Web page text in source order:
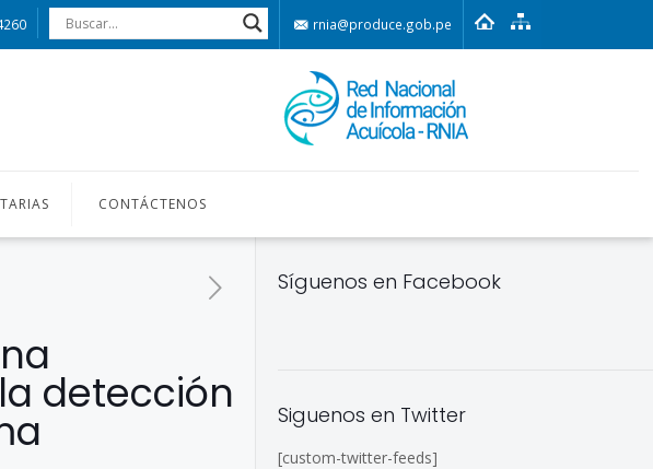
rnia@produce.gob.pe
CONTÁCTENOS
detección
Síguenos en Facebook
Siguenos en Twitter
[custom-twitter-feeds]